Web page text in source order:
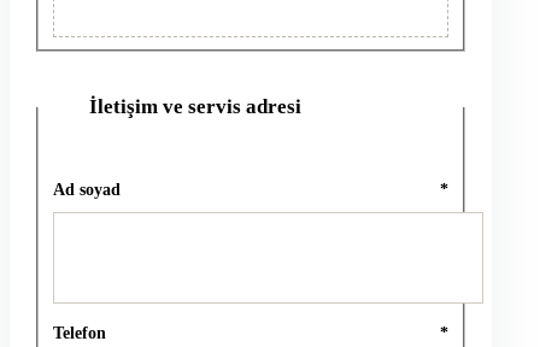
İletişim ve servis adresi
Ad soyad *
Telefon *